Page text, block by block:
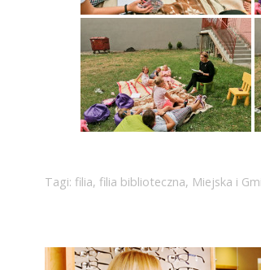
Tagi: filia, filia biblioteczna, Miejska i